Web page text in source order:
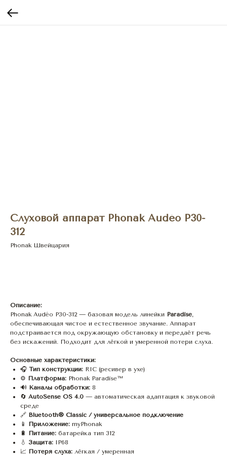
Слуховой аппарат Phonak Audéo P30-
312
Phonak Швейцария
Описание:
Phonak Audéo P30-312 — базовая модель линейки Paradise,
обеспечивающая чистое и естественное звучание. Аппарат
подстраивается под окружающую обстановку и передаёт речь
без искажений. Подходит для лёгкой и умеренной потери слуха.
Основные характеристики:
🎧 Тип конструкции: RIC (ресивер в ухе)
⚙️ Платформа: Phonak Paradise™
🔊 Каналы обработки: 8
🔄 AutoSense OS 4.0 — автоматическая адаптация к звуковой
среде
🔗 Bluetooth® Classic / универсальное подключение
📱
Приложение: myPhonak
🔋
Питание: батарейка тип 312
💧 Защита: IP68
📈 Потеря слуха: лёгкая / умеренная